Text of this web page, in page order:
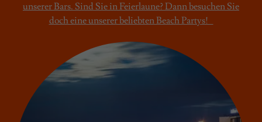
unserer Bars. Sind Sie in Feierlaune? Dann besuchen Sie
doch eine unserer beliebten Beach Partys!